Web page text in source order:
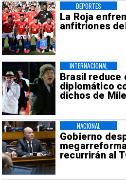
La Roja
anfitriones
DEPORTES
Brasil reduce
diplomático
dichos de
INTERNACIONAL
Gobierno
recurrirán al
NACIONAL